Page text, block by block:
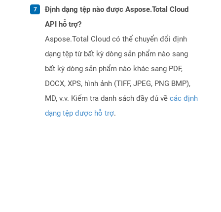
Định dạng tệp nào được Aspose.Total Cloud
API hỗ trợ?
Aspose.Total Cloud có thể chuyển đổi định
dạng tệp từ bất kỳ dòng sản phẩm nào sang
bất kỳ dòng sản phẩm nào khác sang PDF,
DOCX, XPS, hình ảnh (TIFF, JPEG, PNG BMP),
MD, v.v. Kiểm tra danh sách đầy đủ về các định
dạng tệp được hỗ trợ.